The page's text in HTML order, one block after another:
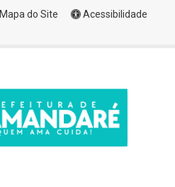
Mapa do Site
Acessibilidade